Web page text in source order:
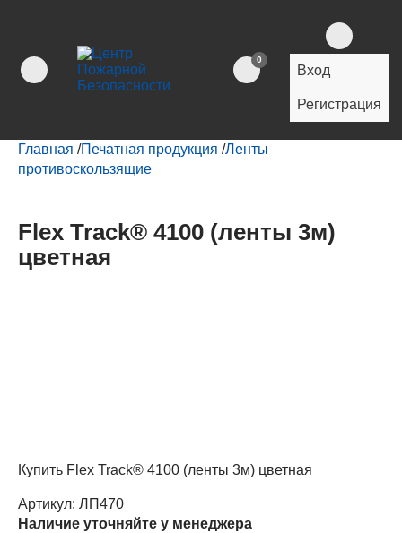
0
Вход
Регистрация
Главная /Печатная продукция /Ленты
противоскользящие
Flex Track® 4100 (ленты 3м)
цветная
Купить Flex Track® 4100 (ленты 3м) цветная
Артикул: ЛП470
Наличие уточняйте у менеджера